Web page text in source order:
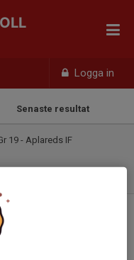
Logga in
Senaste resultat
19 - Aplareds IF
fotboll med oss!
födda 2017 på Tranehov